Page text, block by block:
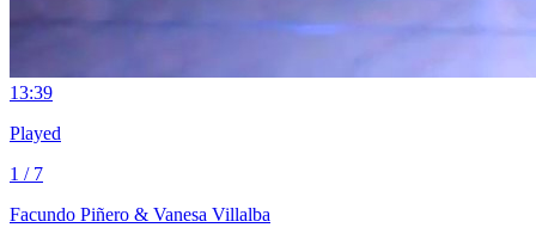
13:39
Played
1 / 7
Facundo Piñero & Vanesa Villalba